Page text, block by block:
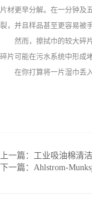
片材更早分解。在一分钟及
裂，并且样品甚至更容易被
然而，擦拭巾的较大碎
碎片可能在污水系统中形成堵
在你打算将一片湿巾丢
上一篇： 工业吸油棉清
下一篇： Ahlstrom-